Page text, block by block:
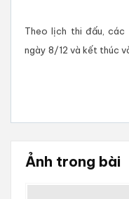
Theo lịch thi đấu,
ngày 8/12 và kết thúc
Ảnh trong bài